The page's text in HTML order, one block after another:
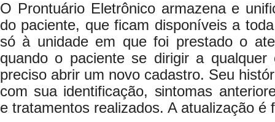
O Prontuário Eletrônico armazena e
do paciente, que ficam disponíveis a
só à unidade em que foi prestado o
quando o paciente se dirigir a qualquer
preciso abrir um novo cadastro. Seu
com sua identificação, sintomas
e tratamentos realizados. A atualização é